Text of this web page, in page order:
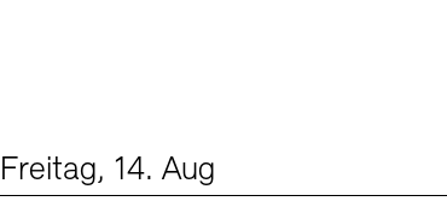
Freitag, 14. Aug